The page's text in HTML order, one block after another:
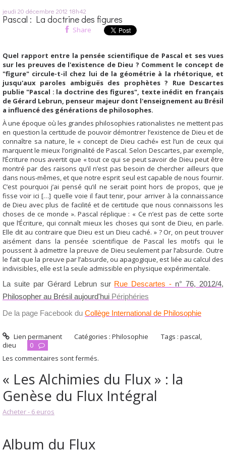
jeudi 20 décembre 2012 18h42
Pascal : La doctrine des figures
Share
Quel rapport entre la pensée scientifique de Pascal et ses vues
sur les preuves de l'existence de Dieu ? Comment le concept de
"figure" circule-t-il chez lui de la géométrie à la rhétorique, et
jusqu'aux paroles ambiguës des prophètes ? Rue Descartes
publie "Pascal : la doctrine des figures", texte inédit en français
de Gérard Lebrun, penseur majeur dont l'enseignement au Brésil
a influencé des générations de philosophes.
À une époque où les grandes philosophies rationalistes ne mettent pas
en question la certitude de pouvoir démontrer l’existence de Dieu et de
connaître sa nature, le « concept de Dieu caché» est l’un de ceux qui
marquent le mieux l’originalité de Pascal. Selon Descartes, par exemple,
l’Écriture nous avertit que « tout ce qui se peut savoir de Dieu peut être
montré par des raisons qu’il n’est pas besoin de chercher ailleurs que
dans nous-mêmes, et que notre esprit seul est capable de nous fournir.
C’est pourquoi j’ai pensé qu’il ne serait point hors de propos, que je
fisse voir ici […] quelle voie il faut tenir, pour arriver à la connaissance
de Dieu avec plus de facilité et de certitude que nous connaissons les
choses de ce monde ». Pascal réplique : « Ce n’est pas de cette sorte
que l’Écriture, qui connaît mieux les choses qui sont de Dieu, en parle.
Elle dit au contraire que Dieu est un Dieu caché. » ? Or, on peut trouver
aisément dans la pensée scientifique de Pascal les motifs qui le
poussent à admettre la preuve de Dieu seulement par l’absurde. Outre
le fait que la preuve par l’absurde, ou apagogique, est liée au calcul des
indivisibles, elle est la seule admissible en physique expérimentale.
La suite par Gérard Lebrun sur Rue Descartes - n° 76, 2012/4,
Philosopher au Brésil aujourd'hui Périphéries
De la page Facebook du Collège International de Philosophie
Lien permanent Catégories :Philosophie Tags :pascal,
dieu
0
Les commentaires sont fermés.
« Les Alchimies du Flux » : la
Genèse du Flux Intégral
Acheter - 6 euros
Album du Flux